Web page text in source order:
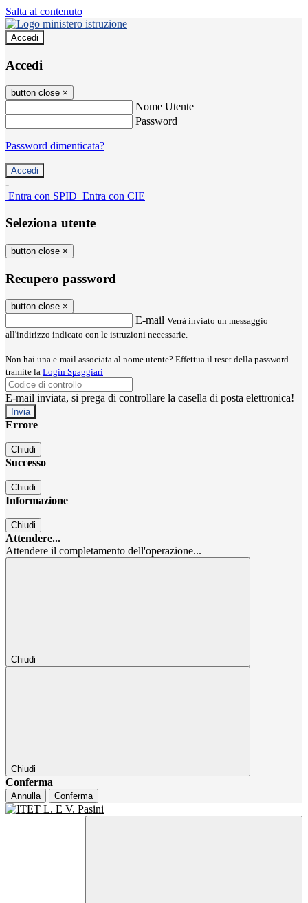
Salta al contenuto
Accedi
Accedi
button close ×
Nome Utente
Password
Password dimenticata?
-
Entra con SPID Entra con CIE
Seleziona utente
button close ×
Recupero password
button close ×
E-mail Verrà inviato un messaggio
all'indirizzo indicato con le istruzioni necessarie.
Non hai una e-mail associata al nome utente? Effettua il reset della password
tramite la Login Spaggiari
E-mail inviata, si prega di controllare la casella di posta elettronica!
Errore
Chiudi
Successo
Chiudi
Informazione
Chiudi
Attendere...
Attendere il completamento dell'operazione...
Chiudi
Chiudi
Conferma
Annulla Conferma